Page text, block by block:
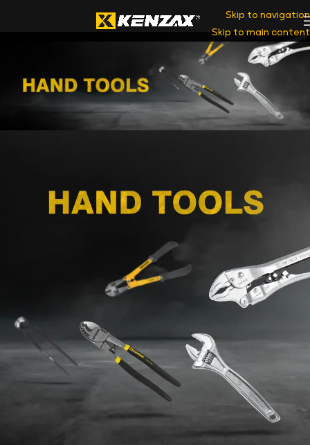
Skip to navigation
Skip to main content